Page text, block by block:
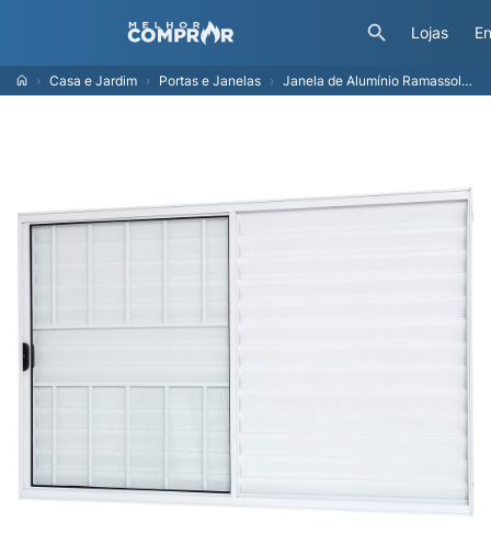
Lojas
Casa e Jardim Portas e Janelas Janela de Alumínio Ramassol Slim Modular Veneziana com Grade 31132, Branco, 100 x 100 cm